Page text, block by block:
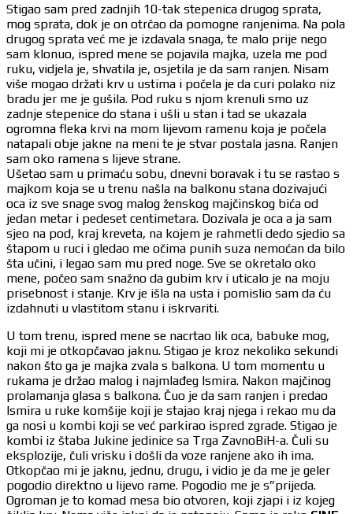
Stigao sam pred zadnjih 10-tak stepenica drugog sprata,
mog sprata, dok je on otrčao da pomogne ranjenima. Na pola
drugog sprata već me je izdavala snaga, te malo prije nego
sam klonuo, ispred mene se pojavila majka, uzela me pod
ruku, vidjela je, shvatila je, osjetila je da sam ranjen. Nisam
više mogao držati krv u ustima i počela je da curi polako niz
bradu jer me je gušila. Pod ruku s njom krenuli smo uz
zadnje stepenice do stana i ušli u stan i tad se ukazala
ogromna fleka krvi na mom lijevom ramenu koja je počela
natapali obje jakne na meni te je stvar postala jasna. Ranjen
sam oko ramena s lijeve strane.
Ušetao sam u primaću sobu, dnevni boravak i tu se rastao s
majkom koja se u trenu našla na balkonu stana dozivajući
oca iz sve snage svog malog ženskog majčinskog bića od
jedan metar i pedeset centimetara. Dozivala je oca a ja sam
sjeo na pod, kraj kreveta, na kojem je rahmetli dedo sjedio sa
štapom u ruci i gledao me očima punih suza nemoćan da bilo
šta učini, i legao sam mu pred noge. Sve se okretalo oko
mene, počeo sam snažno da gubim krv i uticalo je na moju
prisebnost i stanje. Krv je išla na usta i pomislio sam da ću
izdahnuti u vlastitom stanu i iskrvariti.
U tom trenu, ispred mene se nacrtao lik oca, babuke mog,
koji mi je otkopčavao jaknu. Stigao je kroz nekoliko sekundi
nakon što ga je majka zvala s balkona. U tom momentu u
rukama je držao malog i najmlađeg Ismira. Nakon majčinog
prolamanja glasa s balkona. Čuo je da sam ranjen i predao
Ismira u ruke komšije koji je stajao kraj njega i rekao mu da
ga nosi u kombi koji se već parkirao ispred zgrade. Stigao je
kombi iz štaba Jukine jedinice sa Trga ZavnoBiH-a. Čuli su
eksplozije, čuli vrisku i došli da voze ranjene ako ih ima.
Otkopčao mi je jaknu, jednu, drugu, i vidio je da me je geler
pogodio direktno u lijevo rame. Pogodio me je s”prijeda.
Ogroman je to komad mesa bio otvoren, koji zjapi i iz kojeg